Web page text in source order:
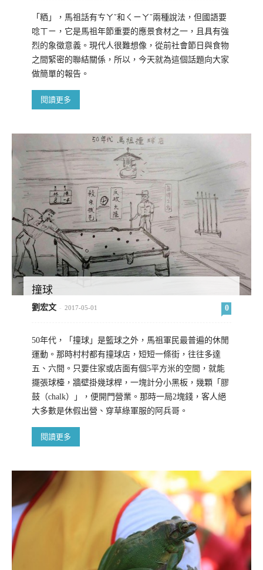
「粞」，馬祖話有ㄘㄚˇ和ㄑㄧㄚˇ兩種說法，但國語要
唸ㄒㄧ，它是馬祖年節重要的應景食材之一，且具有強
烈的象徵意義。現代人很難想像，從前社會節日與食物
之間緊密的聯結關係，所以，今天就為這個話題向大家
做簡單的報告。
閱讀更多
撞球
劉宏文 - 2017-05-01 0
50年代，「撞球」是籃球之外，馬祖軍民最普遍的休閒
運動。那時村村都有撞球店，短短一條街，往往多達
五、六間。只要住家或店面有個5平方米的空間，就能
擺張球檯，牆壁掛幾球桿，一塊計分小黑板，幾顆「膠
鼓（chalk）」，便開門營業。那時一局2塊錢，客人絕
大多數是休假出營、穿草綠軍服的阿兵哥。
閱讀更多